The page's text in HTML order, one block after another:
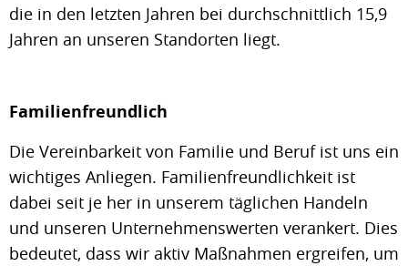
die in den letzten Jahren bei durchschnittlich 15,9
Jahren an unseren Standorten liegt.
Familienfreundlich
Die Vereinbarkeit von Familie und Beruf ist uns ein
wichtiges Anliegen. Familienfreundlichkeit ist
dabei seit je her in unserem täglichen Handeln
und unseren Unternehmenswerten verankert. Dies
bedeutet, dass wir aktiv Maßnahmen ergreifen, um